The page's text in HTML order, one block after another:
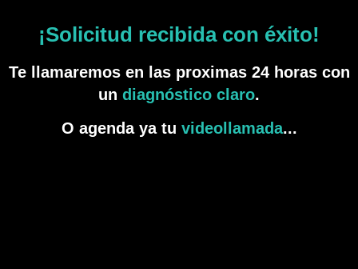
¡Solicitud recibida con éxito!
Te llamaremos en las proximas 24 horas con
un diagnóstico claro.
O agenda ya tu videollamada...